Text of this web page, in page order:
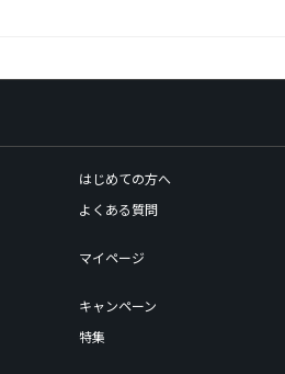
はじめての方へ
よくある質問
マイページ
キャンペーン
特集